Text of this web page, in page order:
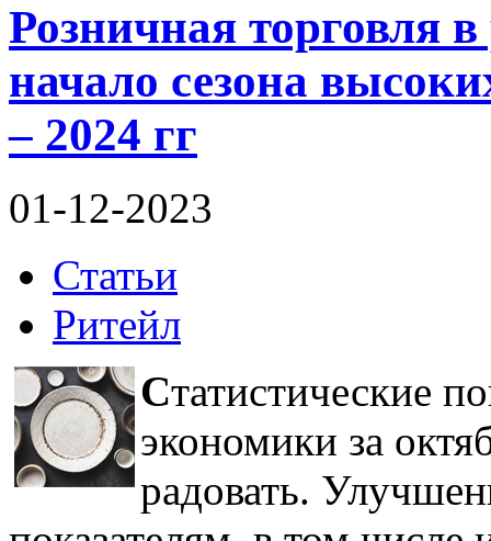
Розничная торговля
начало сезона
– 2024 гг
01-12-2023
Статьи
Ритейл
Статистические
экономики за
радовать.